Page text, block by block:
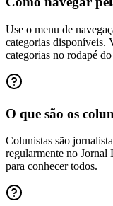
Use o menu de
categorias disponíveis.
categorias no rodapé do
O que são os
Colunistas são
regularmente no Jornal
para conhecer todos.